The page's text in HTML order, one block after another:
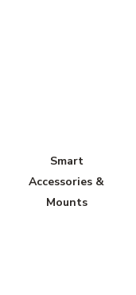
Smart
Accessories &
Mounts